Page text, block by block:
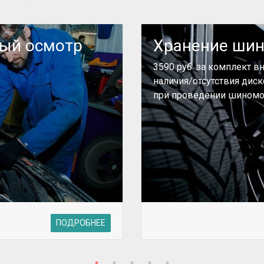
осмотр
ПОДРОБНЕЕ
Хранение шин
3590 руб. за комплект
наличия/отсутствия
при проведении